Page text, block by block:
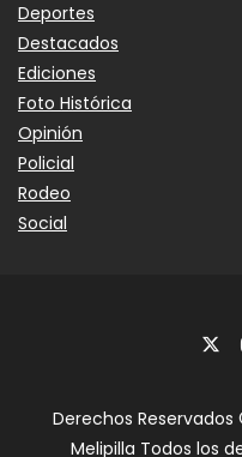
Deportes
Destacados
Ediciones
Foto Histórica
Opinión
Policial
Rodeo
Social
Derechos Reservados
Melipilla Todos los